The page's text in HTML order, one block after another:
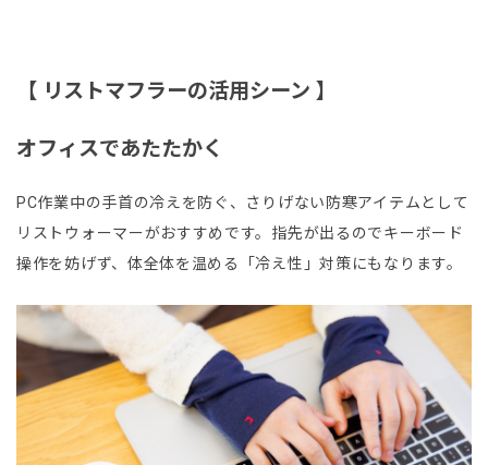
【 リストマフラーの活用シーン 】
オフィスであたたかく
PC作業中の手首の冷えを防ぐ、さりげない防寒アイテムとして
リストウォーマーがおすすめです。指先が出るのでキーボード
操作を妨げず、体全体を温める「冷え性」対策にもなります。